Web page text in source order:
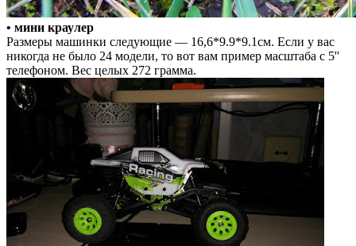
• мини краулер
Размеры машинки следующие — 16,6*9.9*9.1см. Если у вас
никогда не было 24 модели, то вот вам пример масштаба с 5''
телефоном. Вес целых 272 грамма.